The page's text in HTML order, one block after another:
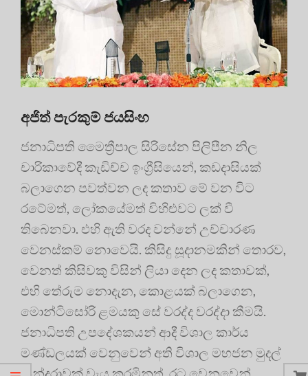
අජිත් පැරකුම් ජයසිංහ
ජනාධිපති මෛත්‍රීපාල සිරිසේන පිලිපීන නිල
චාරිකාවේදී කැඩිච්ච ඉංග්‍රීසියෙන්, කඩදාසියක්
බලාගෙන පවත්වන ලද කතාව මේ වන විට
රටේමත්, ලෝකයේමත් විහිළුවට ලක් වී
තිබෙනවා. එහි ඇති වරද වන්නේ උච්චාරණ
වෙනස්කම් නොවෙයි. කිසිදු සූදානමකින් තොරව,
වෙනත් කිසිවකු විසින් ලියා දෙන ලද කතාවක්,
එහි තේරුම නොදැන, කොළයක් බලාගෙන,
මොන්ටිසෝරි ළමයකු සේ වරද්ද වරද්දා කීමයි.
ජනාධිපති උපදේශකයන් ආදී විශාල කාර්ය
මණ්ඩලයක් වෙනුවෙන් අති විශාල මහජන මුදල්